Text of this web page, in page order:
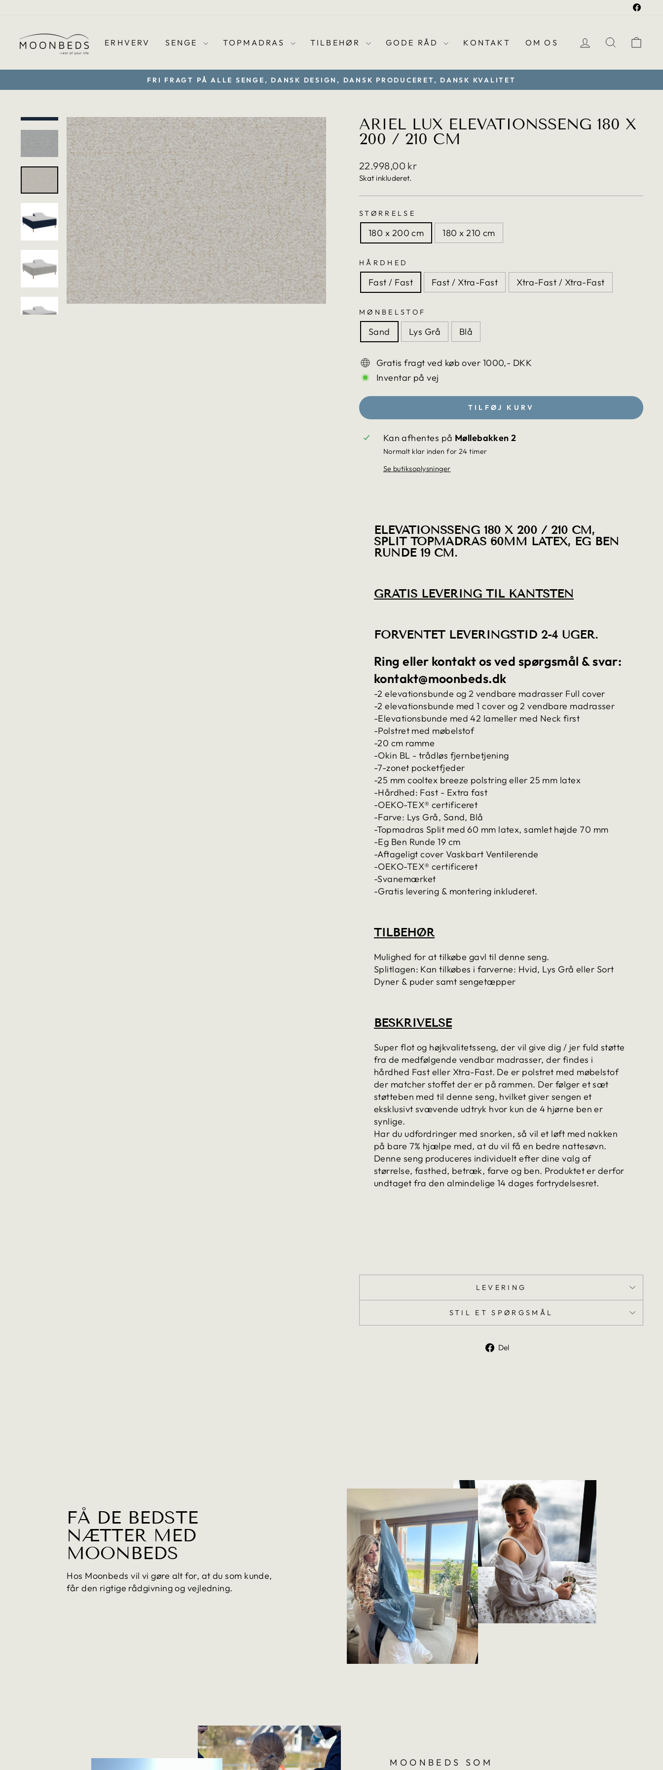
ERHVERV SENGE TOPMADRAS TILBEHØR GODE RÅD KONTAKT OM OS LOG PÅ
Sæt
FRI FRAGT PÅ ALLE SENGE, DANSK DESIGN, DANSK PRODUCERET, DANSK KVALITET
ARIEL LUX ELEVATIONSSENG 180 X
200 / 210 CM
Translation
missing:
22.998,00 kr
Skat inkluderet.
STØRRELSE
180 x 200 cm 180 x 210 cm
HÅRDHED
Fast / Fast Fast / Xtra-Fast Xtra-Fast / Xtra-Fast
MØNBELSTOF
Sand Lys Grå Blå
Gratis fragt ved køb over 1000,- DKK
Inventar på vej
TILFØJ KURV
Kan afhentes på Møllebakken 2
Normalt klar inden for 24 timer
Se butiksoplysninger
ELEVATIONSSENG 180 X 200 / 210 CM,
SPLIT TOPMADRAS 60MM LATEX, EG BEN
RUNDE 19 CM.
GRATIS LEVERING TIL KANTSTEN
FORVENTET LEVERINGSTID 2-4 UGER.
Ring eller kontakt os ved spørgsmål & svar:
kontakt@moonbeds.dk
-2 elevationsbunde og 2 vendbare madrasser Full cover
-2 elevationsbunde med 1 cover og 2 vendbare madrasser
-Elevationsbunde med 42 lameller med Neck first
-Polstret med møbelstof
-20 cm ramme
-Okin BL - trådløs fjernbetjening
-7-zonet pocketfjeder
-25 mm cooltex breeze polstring eller 25 mm latex
-Hårdhed: Fast - Extra fast
-OEKO-TEX® certificeret
-Farve: Lys Grå, Sand, Blå
-Topmadras Split med 60 mm latex, samlet højde 70 mm
-Eg Ben Runde 19 cm
-Aftageligt cover Vaskbart Ventilerende
-OEKO-TEX® certificeret
-Svanemærket
-Gratis levering & montering inkluderet.
TILBEHØR
Mulighed for at tilkøbe gavl til denne seng.
Splitlagen: Kan tilkøbes i farverne: Hvid, Lys Grå eller Sort
Dyner & puder samt sengetæpper
BESKRIVELSE
Super flot og højkvalitetsseng, der vil give dig / jer fuld støtte
fra de medfølgende vendbar madrasser, der findes i
hårdhed Fast eller Xtra-Fast. De er polstret med møbelstof
der matcher stoffet der er på rammen. Der følger et sæt
støtteben med til denne seng, hvilket giver sengen et
eksklusivt svævende udtryk hvor kun de 4 hjørne ben er
synlige.
Har du udfordringer med snorken, så vil et løft med nakken
på bare 7% hjælpe med, at du vil få en bedre nattesøvn.
Denne seng produceres individuelt efter dine valg af
størrelse, fasthed, betræk, farve og ben. Produktet er derfor
undtaget fra den almindelige 14 dages fortrydelsesret.
LEVERING
STIL ET SPØRGSMÅL
Del
FÅ DE BEDSTE
NÆTTER MED
MOONBEDS
Hos Moonbeds vil vi gøre alt for, at du som kunde,
får den rigtige rådgivning og vejledning.
MOONBEDS SOM